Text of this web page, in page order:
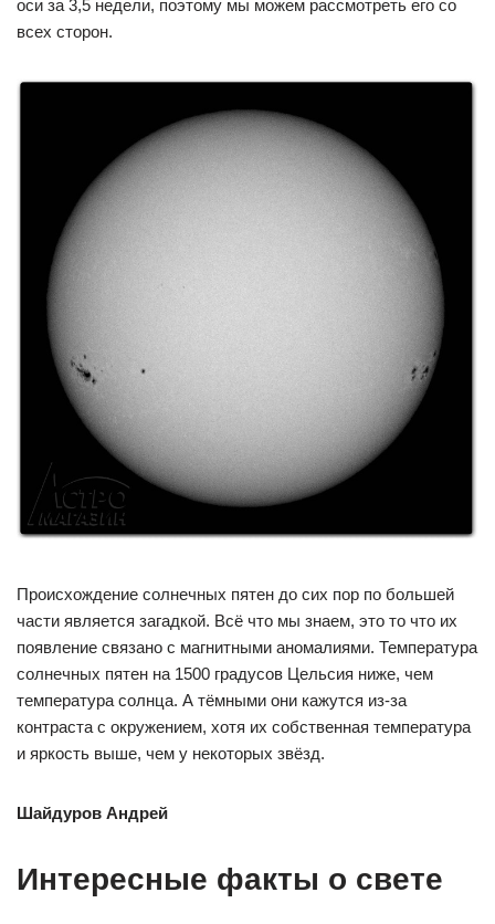
оси за 3,5 недели, поэтому мы можем рассмотреть его со
всех сторон.
Происхождение солнечных пятен до сих пор по большей
части является загадкой. Всё что мы знаем, это то что их
появление связано с магнитными аномалиями. Температура
солнечных пятен на 1500 градусов Цельсия ниже, чем
температура солнца. А тёмными они кажутся из-за
контраста с окружением, хотя их собственная температура
и яркость выше, чем у некоторых звёзд.
Шайдуров Андрей
Интересные факты о свете